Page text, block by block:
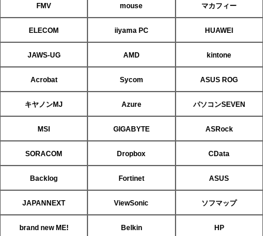
FMV mouse マカフィー
ELECOM iiyama PC HUAWEI
JAWS-UG AMD kintone
Acrobat Sycom ASUS ROG
キヤノンMJ Azure パソコンSEVEN
MSI GIGABYTE ASRock
SORACOM Dropbox CData
Backlog Fortinet ASUS
JAPANNEXT ViewSonic ソフマップ
brand new ME! Belkin HP